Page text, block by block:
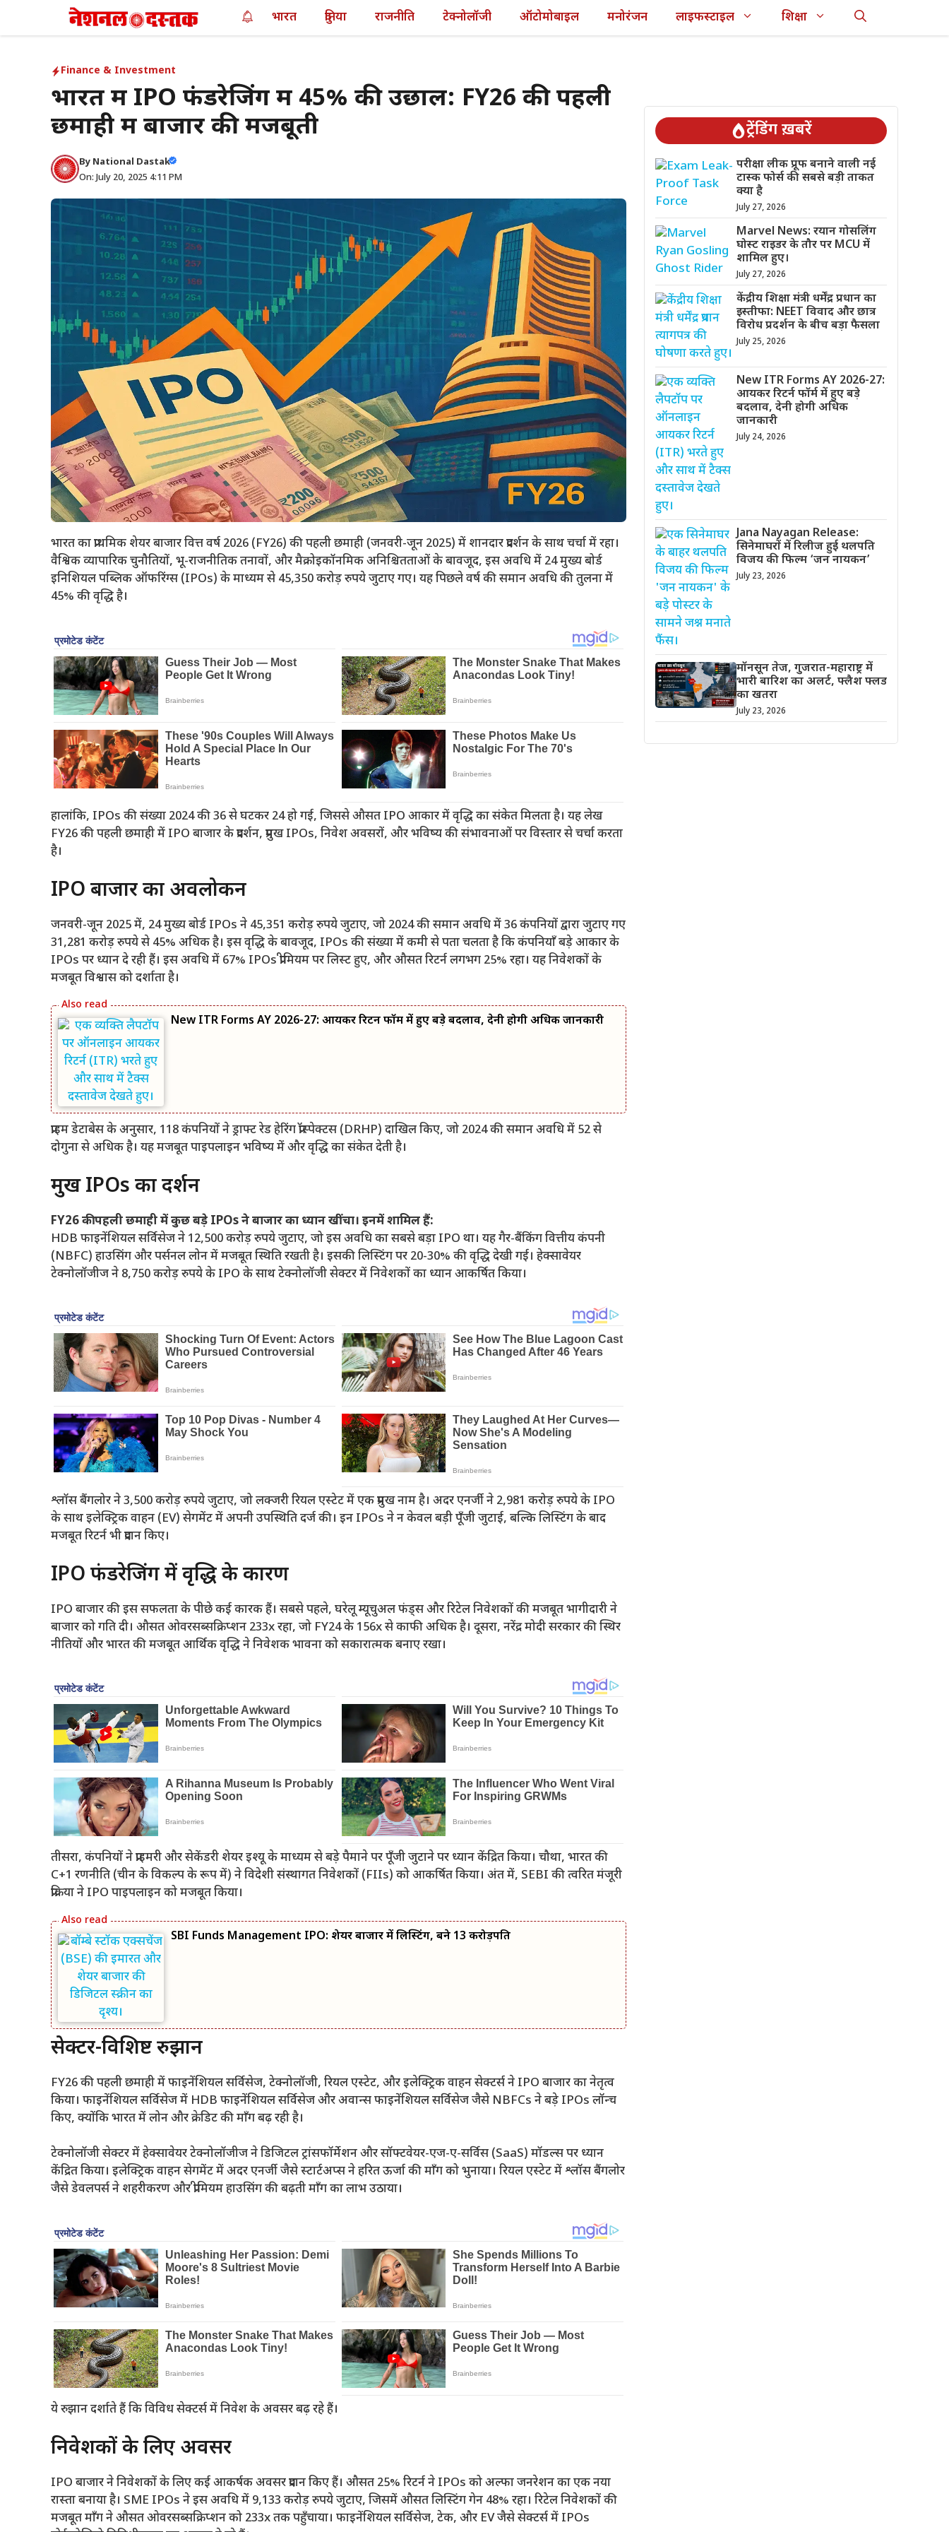
भारत दुनिया राजनीति टेक्नोलॉजी ऑटोमोबाइल मनोरंजन लाइफस्टाइल शिक्षा
Finance & Investment
भारत में IPO फंडरेजिंग में 45% की उछाल: FY26 की पहली
छमाही में बाजार की मजबूती
By National Dastak
On: July 20, 2025 4:11 PM
भारत का प्राथमिक शेयर बाजार वित्त वर्ष 2026 (FY26) की पहली छमाही (जनवरी-जून 2025) में शानदार प्रदर्शन के साथ चर्चा में रहा।
वैश्विक व्यापारिक चुनौतियों, भू-राजनीतिक तनावों, और मैक्रोइकॉनमिक अनिश्चितताओं के बावजूद, इस अवधि में 24 मुख्य बोर्ड
इनिशियल पब्लिक ऑफरिंग्स (IPOs) के माध्यम से 45,350 करोड़ रुपये जुटाए गए। यह पिछले वर्ष की समान अवधि की तुलना में
45% की वृद्धि है।
हालांकि, IPOs की संख्या 2024 की 36 से घटकर 24 हो गई, जिससे औसत IPO आकार में वृद्धि का संकेत मिलता है। यह लेख
FY26 की पहली छमाही में IPO बाजार के प्रदर्शन, प्रमुख IPOs, निवेश अवसरों, और भविष्य की संभावनाओं पर विस्तार से चर्चा करता
है।
IPO बाजार का अवलोकन
जनवरी-जून 2025 में, 24 मुख्य बोर्ड IPOs ने 45,351 करोड़ रुपये जुटाए, जो 2024 की समान अवधि में 36 कंपनियों द्वारा जुटाए गए
31,281 करोड़ रुपये से 45% अधिक है। इस वृद्धि के बावजूद, IPOs की संख्या में कमी से पता चलता है कि कंपनियाँ बड़े आकार के
IPOs पर ध्यान दे रही हैं। इस अवधि में 67% IPOs प्रीमियम पर लिस्ट हुए, और औसत रिटर्न लगभग 25% रहा। यह निवेशकों के
मजबूत विश्वास को दर्शाता है।
New ITR Forms AY 2026-27: आयकर रिटर्न फॉर्म में हुए बड़े बदलाव, देनी होगी अधिक जानकारी
प्राइम डेटाबेस के अनुसार, 118 कंपनियों ने ड्राफ्ट रेड हेरिंग प्रॉस्पेक्टस (DRHP) दाखिल किए, जो 2024 की समान अवधि में 52 से
दोगुना से अधिक है। यह मजबूत पाइपलाइन भविष्य में और वृद्धि का संकेत देती है।
प्रमुख IPOs का प्रदर्शन
FY26 की पहली छमाही में कुछ बड़े IPOs ने बाजार का ध्यान खींचा। इनमें शामिल हैं:
HDB फाइनेंशियल सर्विसेज ने 12,500 करोड़ रुपये जुटाए, जो इस अवधि का सबसे बड़ा IPO था। यह गैर-बैंकिंग वित्तीय कंपनी
(NBFC) हाउसिंग और पर्सनल लोन में मजबूत स्थिति रखती है। इसकी लिस्टिंग पर 20-30% की वृद्धि देखी गई। हेक्सावेयर
टेक्नोलॉजीज ने 8,750 करोड़ रुपये के IPO के साथ टेक्नोलॉजी सेक्टर में निवेशकों का ध्यान आकर्षित किया।
श्लॉस बैंगलोर ने 3,500 करोड़ रुपये जुटाए, जो लक्जरी रियल एस्टेट में एक प्रमुख नाम है। अदर एनर्जी ने 2,981 करोड़ रुपये के IPO
के साथ इलेक्ट्रिक वाहन (EV) सेगमेंट में अपनी उपस्थिति दर्ज की। इन IPOs ने न केवल बड़ी पूँजी जुटाई, बल्कि लिस्टिंग के बाद
मजबूत रिटर्न भी प्रदान किए।
IPO फंडरेजिंग में वृद्धि के कारण
IPO बाजार की इस सफलता के पीछे कई कारक हैं। सबसे पहले, घरेलू म्यूचुअल फंड्स और रिटेल निवेशकों की मजबूत भागीदारी ने
बाजार को गति दी। औसत ओवरसब्सक्रिप्शन 233x रहा, जो FY24 के 156x से काफी अधिक है। दूसरा, नरेंद्र मोदी सरकार की स्थिर
नीतियों और भारत की मजबूत आर्थिक वृद्धि ने निवेशक भावना को सकारात्मक बनाए रखा।
तीसरा, कंपनियों ने प्राइमरी और सेकेंडरी शेयर इश्यू के माध्यम से बड़े पैमाने पर पूँजी जुटाने पर ध्यान केंद्रित किया। चौथा, भारत की
C+1 रणनीति (चीन के विकल्प के रूप में) ने विदेशी संस्थागत निवेशकों (FIIs) को आकर्षित किया। अंत में, SEBI की त्वरित मंजूरी
प्रक्रिया ने IPO पाइपलाइन को मजबूत किया।
SBI Funds Management IPO: शेयर बाजार में लिस्टिंग, बने 13 करोड़पति
सेक्टर-विशिष्ट रुझान
FY26 की पहली छमाही में फाइनेंशियल सर्विसेज, टेक्नोलॉजी, रियल एस्टेट, और इलेक्ट्रिक वाहन सेक्टर्स ने IPO बाजार का नेतृत्व
किया। फाइनेंशियल सर्विसेज में HDB फाइनेंशियल सर्विसेज और अवान्स फाइनेंशियल सर्विसेज जैसे NBFCs ने बड़े IPOs लॉन्च
किए, क्योंकि भारत में लोन और क्रेडिट की माँग बढ़ रही है।
टेक्नोलॉजी सेक्टर में हेक्सावेयर टेक्नोलॉजीज ने डिजिटल ट्रांसफॉर्मेशन और सॉफ्टवेयर-एज-ए-सर्विस (SaaS) मॉडल्स पर ध्यान
केंद्रित किया। इलेक्ट्रिक वाहन सेगमेंट में अदर एनर्जी जैसे स्टार्टअप्स ने हरित ऊर्जा की माँग को भुनाया। रियल एस्टेट में श्लॉस बैंगलोर
जैसे डेवलपर्स ने शहरीकरण और प्रीमियम हाउसिंग की बढ़ती माँग का लाभ उठाया।
ये रुझान दर्शाते हैं कि विविध सेक्टर्स में निवेश के अवसर बढ़ रहे हैं।
निवेशकों के लिए अवसर
IPO बाजार ने निवेशकों के लिए कई आकर्षक अवसर प्रदान किए हैं। औसत 25% रिटर्न ने IPOs को अल्फा जनरेशन का एक नया
रास्ता बनाया है। SME IPOs ने इस अवधि में 9,133 करोड़ रुपये जुटाए, जिसमें औसत लिस्टिंग गेन 48% रहा। रिटेल निवेशकों की
मजबूत माँग ने औसत ओवरसब्सक्रिप्शन को 233x तक पहुँचाया। फाइनेंशियल सर्विसेज, टेक, और EV जैसे सेक्टर्स में IPOs
ट्रेंडिंग ख़बरें
परीक्षा लीक प्रूफ बनाने वाली नई
टास्क फोर्स की सबसे बड़ी ताकत
क्या है
July 27, 2026
Marvel News: रयान गोसलिंग
घोस्ट राइडर के तौर पर MCU में
शामिल हुए।
July 27, 2026
केंद्रीय शिक्षा मंत्री धर्मेंद्र प्रधान का
इस्तीफा: NEET विवाद और छात्र
विरोध प्रदर्शन के बीच बड़ा फैसला
July 25, 2026
New ITR Forms AY 2026-27:
आयकर रिटर्न फॉर्म में हुए बड़े
बदलाव, देनी होगी अधिक
जानकारी
July 24, 2026
Jana Nayagan Release:
सिनेमाघरों में रिलीज हुई थलपति
विजय की फिल्म ‘जन नायकन’
July 23, 2026
मॉनसून तेज, गुजरात-महाराष्ट्र में
भारी बारिश का अलर्ट, फ्लैश फ्लड
का खतरा
July 23, 2026